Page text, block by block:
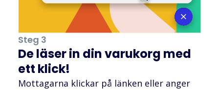
Steg 3
De läser in din varukorg med
ett klick!
Mottagarna klickar på länken eller anger